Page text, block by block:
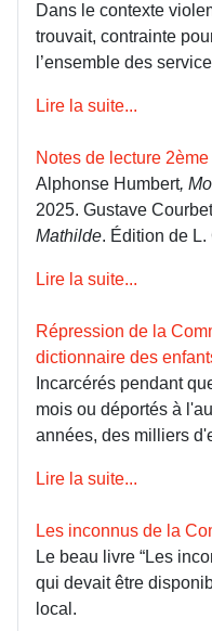
Dans le contexte
trouvait, contrainte
l’ensemble des
Lire la suite...
Notes de lecture
Alphonse Humbert,
2025. Gustave
Mathilde. Édition de L.
Lire la suite...
Répression de la
dictionnaire des
Incarcérés pendant
mois ou déportés à
années, des milliers
Lire la suite...
Les inconnus de la
Le beau livre “Les
qui devait être
local.